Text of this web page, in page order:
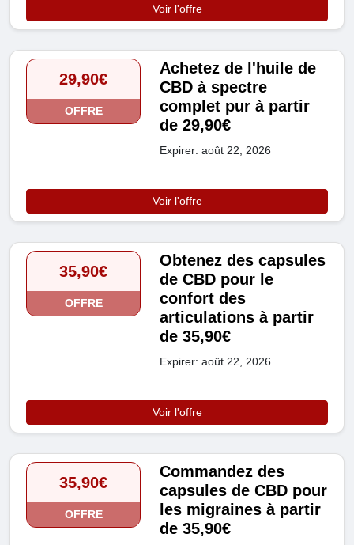
Voir l'offre
29,90€
OFFRE
Achetez de l'huile de
CBD à spectre
complet pur à partir
de 29,90€
Expirer: août 22, 2026
Voir l'offre
35,90€
OFFRE
Obtenez des capsules
de CBD pour le
confort des
articulations à partir
de 35,90€
Expirer: août 22, 2026
Voir l'offre
35,90€
OFFRE
Commandez des
capsules de CBD pour
les migraines à partir
de 35,90€